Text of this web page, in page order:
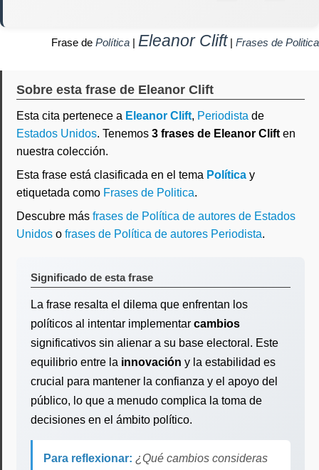
Frase de Política | Eleanor Clift| Frases de Politica
Sobre esta frase de Eleanor Clift
Esta cita pertenece a Eleanor Clift, Periodista de
Estados Unidos. Tenemos 3 frases de Eleanor Clift en
nuestra colección.
Esta frase está clasificada en el tema Política y
etiquetada como Frases de Politica.
Descubre más frases de Política de autores de Estados
Unidos o frases de Política de autores Periodista.
Significado de esta frase
La frase resalta el dilema que enfrentan los
políticos al intentar implementar cambios
significativos sin alienar a su base electoral. Este
equilibrio entre la innovación y la estabilidad es
crucial para mantener la confianza y el apoyo del
público, lo que a menudo complica la toma de
decisiones en el ámbito político.
Para reflexionar: ¿Qué cambios consideras